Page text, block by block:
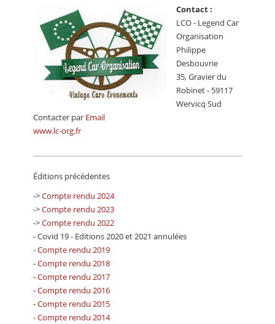
PETITES ANNONCES
Contact :
LCO - Legend Car
Organisation
Philippe
Desbouvrie
35, Gravier du
Robinet - 59117
Wervicq Sud
Contacter par Email
www.lc-org.fr
Éditions précédentes
->Compte rendu 2024
->Compte rendu 2023
->Compte rendu 2022
- Covid 19 - Editions 2020 et 2021 annulées
-Compte rendu 2019
-Compte rendu 2018
-Compte rendu 2017
-Compte rendu 2016
-Compte rendu 2015
-Compte rendu 2014